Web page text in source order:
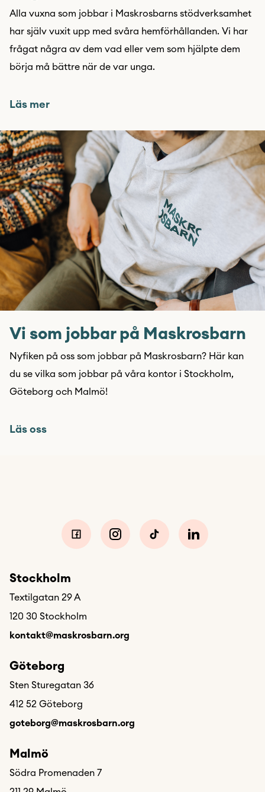
Alla vuxna som jobbar i Maskrosbarns stödverksamhet
har själv vuxit upp med svåra hemförhållanden. Vi har
frågat några av dem vad eller vem som hjälpte dem
börja må bättre när de var unga.
Läs mer
Vi som jobbar på Maskrosbarn
Nyfiken på oss som jobbar på Maskrosbarn? Här kan
du se vilka som jobbar på våra kontor i Stockholm,
Göteborg och Malmö!
Läs oss
Stockholm
Textilgatan 29 A
120 30 Stockholm
kontakt@maskrosbarn.org
Göteborg
Sten Sturegatan 36
412 52 Göteborg
goteborg@maskrosbarn.org
Malmö
Södra Promenaden 7